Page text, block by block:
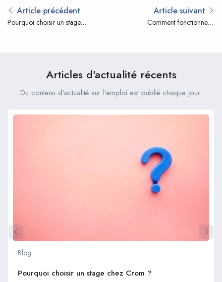
Article précédent
Pourquoi choisir un stage
Article suivant
Comment fonctionne le
Articles d'actualité récents
Du contenu d'actualité sur l'emploi est publié chaque jour.
Blog
Pourquoi choisir un stage chez Crom ?